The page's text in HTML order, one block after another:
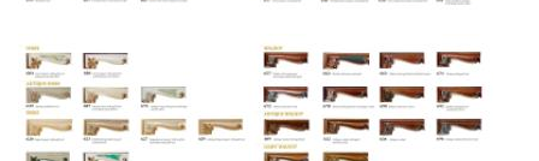
Средиземноморского региона
Лондон, Великобритания—
логистический хаб для европейского рынка